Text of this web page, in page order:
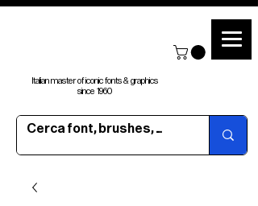
Italian master of iconic fonts & graphics
since 1960